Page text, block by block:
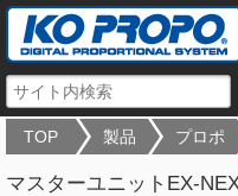
TOP 製品 プロポ
マスターユニットEX-